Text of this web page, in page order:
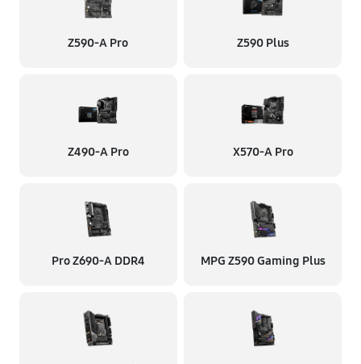
Z590-A Pro Z590 Plus
Z490-A Pro X570-A Pro
Pro Z690-A DDR4 MPG Z590 Gaming Plus